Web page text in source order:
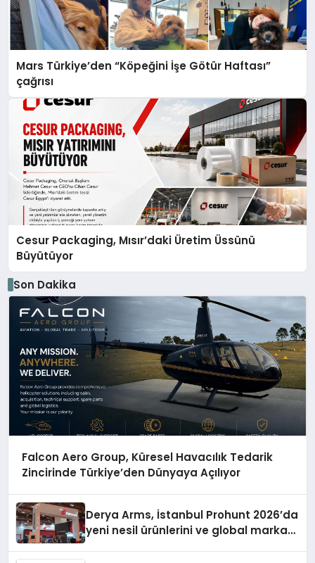
Mars Türkiye’den “Köpeğini İşe Götür Haftası”
çağrısı
Cesur Packaging, Mısır’daki Üretim Üssünü
Büyütüyor
Son Dakika
Falcon Aero Group, Küresel Havacılık Tedarik
Zincirinde Türkiye’den Dünyaya Açılıyor
Derya Arms, İstanbul Prohunt 2026’da
yeni nesil ürünlerini ve global marka